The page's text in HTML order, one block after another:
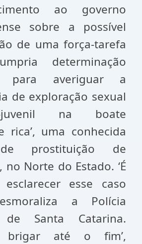
ao governo
sobre a possível
de uma força-tarefa
determinação
para averiguar a
de exploração sexual
juvenil na boate
rica’, uma conhecida
prostituição de
no Norte do Estado. ‘É
esclarecer esse caso
a Polícia
Santa Catarina.
brigar até o fim’,